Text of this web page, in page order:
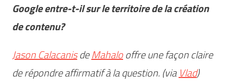
Google entre-t-il sur le territoire de la création
de contenu?
Jason CalacanisdeMahalooffre une façon claire
de répondre affirmatif à la question. (via Vlad)